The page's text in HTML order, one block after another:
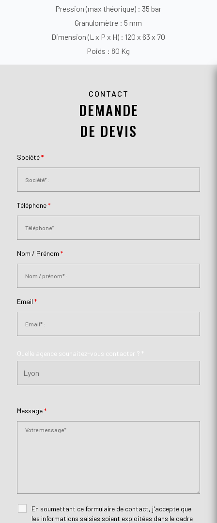
Pression (max théorique) : 35 bar
Granulomètre : 5 mm
Dimension (L x P x H) : 120 x 63 x 70
Poids : 80 Kg
CONTACT
DEMANDE
DE DEVIS
Société*
Téléphone*
Nom / Prénom *
Email *
Quelle agence souhaitez-vous contacter ? *
Message*
En soumettant ce formulaire de contact, j'accepte que
les informations saisies soient exploitées dans le cadre